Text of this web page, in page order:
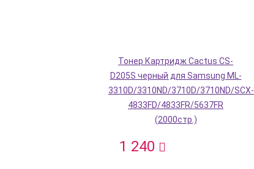
Тонер Картридж Cactus CS-
D205S черный для Samsung ML-
3310D/3310ND/3710D/3710ND/SCX-
4833FD/4833FR/5637FR
(2000стр.)
1 240